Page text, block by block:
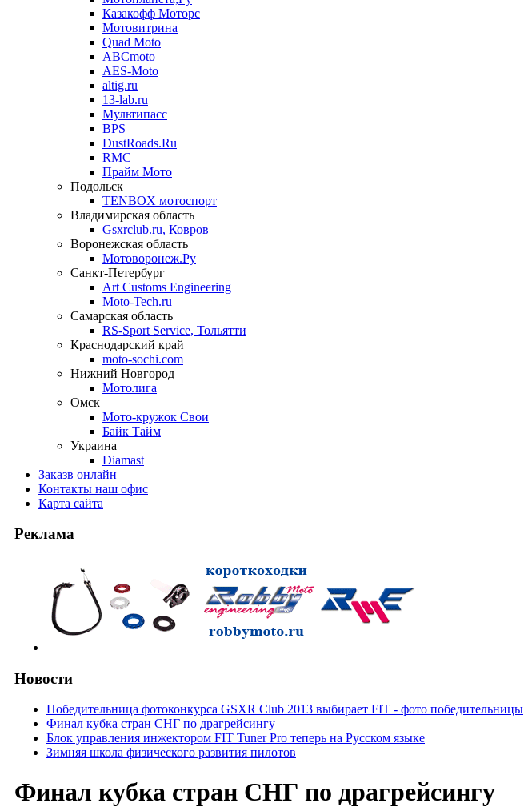
Казакофф Моторс
Мотовитрина
Quad Moto
ABCmoto
AES-Moto
altig.ru
13-lab.ru
Мультипасс
BPS
DustRoads.Ru
RMC
Прайм Мото
Подольск
TENBOX мотоспорт
Владимирская область
Gsxrclub.ru, Ковров
Воронежская область
Мотоворонеж.Ру
Санкт-Петербург
Art Customs Engineering
Moto-Tech.ru
Самарская область
RS-Sport Service, Тольятти
Краснодарский край
moto-sochi.com
Нижний Новгород
Мотолига
Омск
Мото-кружок Свои
Байк Тайм
Украина
Diamast
Заказв онлайн
Контакты наш офис
Карта сайта
Реклама
Новости
Победительница фотоконкурса GSXR Club 2013 выбирает FIT - фото победительницы
Финал кубка стран СНГ по драгрейсингу
Блок управления инжектором FIT Tuner Pro теперь на Русском языке
Зимняя школа физического развития пилотов
Финал кубка стран СНГ по драгрейсингу